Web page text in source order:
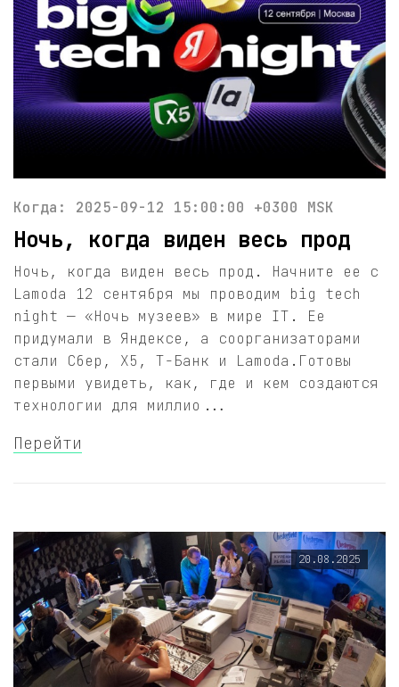
Когда: 2025-09-12 15:00:00 +0300 MSK
Ночь, когда виден весь прод
Ночь, когда виден весь прод. Начните ее с
Lamoda 12 сентября мы проводим big tech
night — «Ночь музеев» в мире IT. Ее
придумали в Яндексе, а соорганизаторами
стали Сбер, X5, Т-Банк и Lamoda.Готовы
первыми увидеть, как, где и кем создаются
технологии для миллио...
Перейти
20.08.2025